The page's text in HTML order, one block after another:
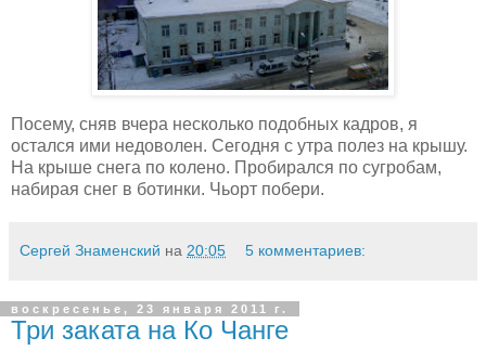
Посему, сняв вчера несколько подобных кадров, я
остался ими недоволен. Сегодня с утра полез на крышу.
На крыше снега по колено. Пробирался по сугробам,
набирая снег в ботинки. Чьорт побери.
Сергей Знаменский на 20:05 5 комментариев:
воскресенье, 23 января 2011 г.
Три заката на Ко Чанге